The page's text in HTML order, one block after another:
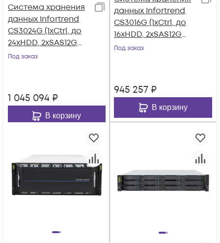
Система хранения
данных Infortrend
CS3024G (1xCtrl, до
24xHDD, 2xSAS12G
внеш. порт, 4x16GB,
Под заказ
1 045 094 ₽
В корзину
данных Infortrend
CS3016G (1xCtrl, до
16xHDD, 2xSAS12G
внеш. порт, 4x16GB,
Под заказ
945 257 ₽
В корзину